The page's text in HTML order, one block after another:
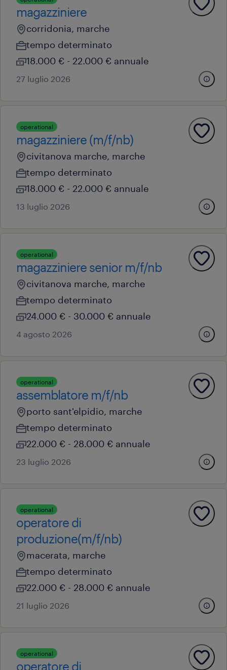
magazziniere
corridonia, marche
tempo determinato
18.000 € - 22.000 € annuale
27 luglio 2026
operational
magazziniere (m/f/nb)
civitanova marche, marche
tempo determinato
18.000 € - 22.000 € annuale
13 luglio 2026
operational
magazziniere senior m/f/nb
civitanova marche, marche
tempo determinato
24.000 € - 30.000 € annuale
4 agosto 2026
operational
assemblatore m/f/nb
porto sant'elpidio, marche
tempo determinato
22.000 € - 28.000 € annuale
23 luglio 2026
operational
operatore di
produzione(m/f/nb)
macerata, marche
tempo determinato
22.000 € - 28.000 € annuale
21 luglio 2026
operational
operatore di